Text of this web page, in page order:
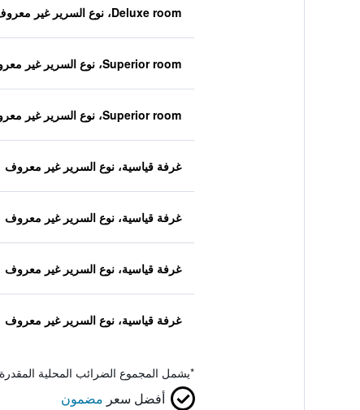
Deluxe room، نوع السرير غير معروف
Superior room، نوع السرير غير معروف
Superior room، نوع السرير غير معروف
غرفة قياسية، نوع السرير غير معروف
غرفة قياسية، نوع السرير غير معروف
غرفة قياسية، نوع السرير غير معروف
غرفة قياسية، نوع السرير غير معروف
*يشمل المجموع الضرائب المحلية
أفضل سعر مضمون